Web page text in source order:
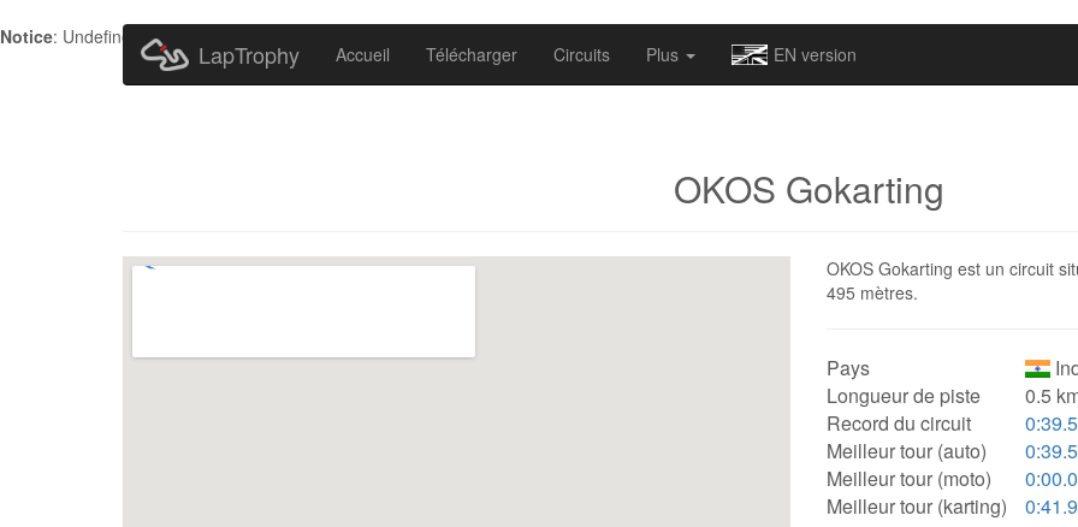
Notice: Undefined index: HTTP_ACCEPT_LANGUAGE in
LapTrophy Accueil Télécharger Circuits Plus EN version
OKOS Gokarting
OKOS Gokarting est un circuit
495 mètres.
Pays
Longueur de piste
0.5
Record du circuit
Meilleur tour (auto)
Meilleur tour (moto)
Meilleur tour (karting)